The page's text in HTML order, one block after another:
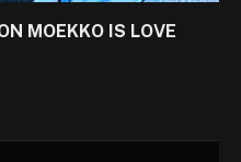
MOEKKO IS LOVE